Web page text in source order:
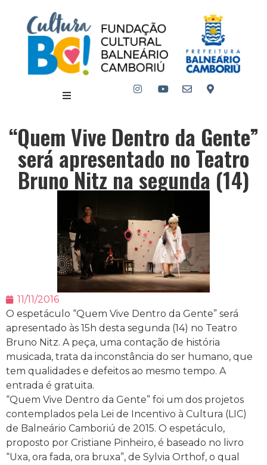
“Quem Vive Dentro da Gente”
será apresentado no Teatro
Bruno Nitz na segunda (14)
11/11/2016
O espetáculo “Quem Vive Dentro da Gente” será
apresentado às 15h desta segunda (14) no Teatro
Bruno Nitz. A peça, uma contação de história
musicada, trata da inconstância do ser humano, que
tem qualidades e defeitos ao mesmo tempo. A
entrada é gratuita.
“Quem Vive Dentro da Gente” foi um dos projetos
contemplados pela Lei de Incentivo à Cultura (LIC)
de Balneário Camboriú de 2015. O espetáculo,
proposto por Cristiane Pinheiro, é baseado no livro
“Uxa, ora fada, ora bruxa”, de Sylvia Orthof, o qual